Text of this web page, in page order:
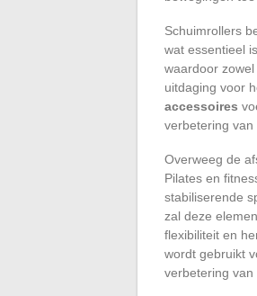
Schuimrollers
wat essentieel
waardoor
uitdaging voor
accessoires
verbetering van
Overweeg de
Pilates en
stabiliserende
zal deze
flexibiliteit en
wordt gebruikt
verbetering van